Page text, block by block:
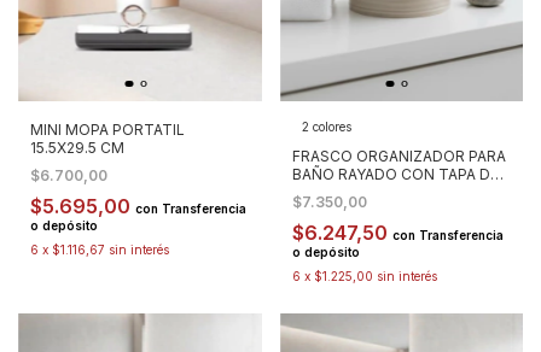
MINI MOPA PORTATIL
15.5X29.5 CM
$6.700,00
$5.695,00 con Transferencia
o depósito
6 x $1.116,67 sin interés
2 colores
FRASCO ORGANIZADOR PARA
BAÑO RAYADO CON TAPA DE
BAMBOO
$7.350,00
$6.247,50 con Transferencia
o depósito
6 x $1.225,00 sin interés